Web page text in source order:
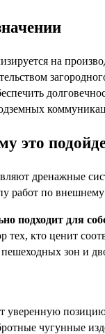
на
это
дренажные
работ по
подходит для
тех, кто ценит
зон и
уверенную
чугунные